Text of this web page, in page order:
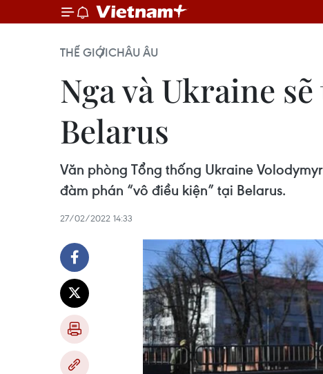
THẾ GIỚICHÂU ÂU
Nga và Ukraine
Belarus
Văn phòng Tổng thống Ukraine
đàm phán “vô điều kiện” tại Belarus.
27/02/2022 14:33